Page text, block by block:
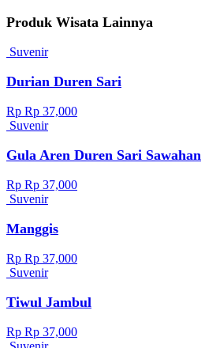
Produk Wisata Lainnya
Suvenir
Durian Duren Sari
Rp Rp 37,000
Suvenir
Gula Aren Duren Sari Sawahan
Rp Rp 37,000
Suvenir
Manggis
Rp Rp 37,000
Suvenir
Tiwul Jambul
Rp Rp 37,000